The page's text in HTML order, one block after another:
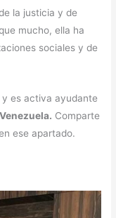
la justicia y de
mucho, ella ha
sociales y de
y es activa ayudante
Venezuela. Comparte
ese apartado.